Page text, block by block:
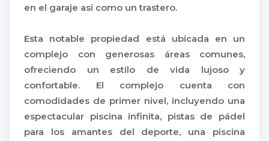
en el garaje así como un trastero.
Esta notable propiedad está ubicada en un
complejo con generosas áreas comunes,
ofreciendo un estilo de vida lujoso y
confortable. El complejo cuenta con
comodidades de primer nivel, incluyendo una
espectacular piscina infinita, pistas de pádel
para los amantes del deporte, una piscina